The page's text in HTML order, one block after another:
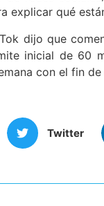
explicar qué
dijo que
inicial de 60
con el fin
Twitter